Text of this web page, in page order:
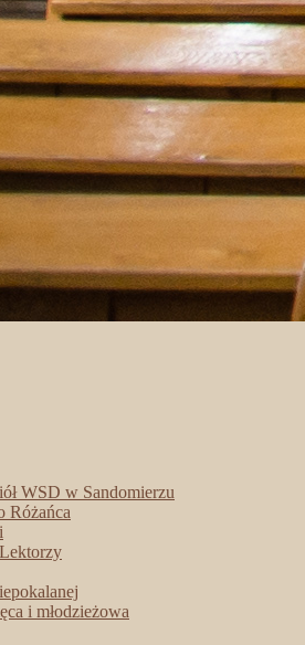
WSD w Sandomierzu
Różańca
i młodzieżowa